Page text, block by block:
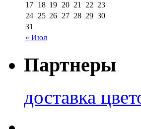
« Июл
17 18 19 20 21 22 23
24 25 26 27 28 29 30
31
Партнеры
доставка